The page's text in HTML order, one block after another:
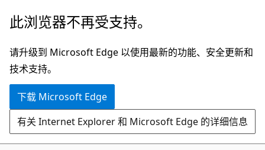
跳
主
要
内
此浏览器不再受支持。
请升级到 Microsoft Edge 以使用最新的功能、安全更新和
技术支持。
下载 Microsoft Edge
有关 Internet Explorer 和 Microsoft Edge 的详细信息